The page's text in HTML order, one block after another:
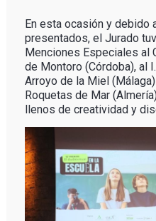
En esta ocasión y debido
presentados, el Jurado
Menciones Especiales al
de Montoro (Córdoba), al
Arroyo de la Miel
Roquetas de Mar
llenos de creatividad y